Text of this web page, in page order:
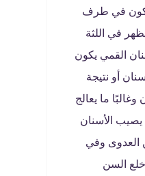
في طرف
في اللثة
القمي يكون
أو نتيجة
ما يعالج
يصيب الأسنان
العدوى وفي
السن